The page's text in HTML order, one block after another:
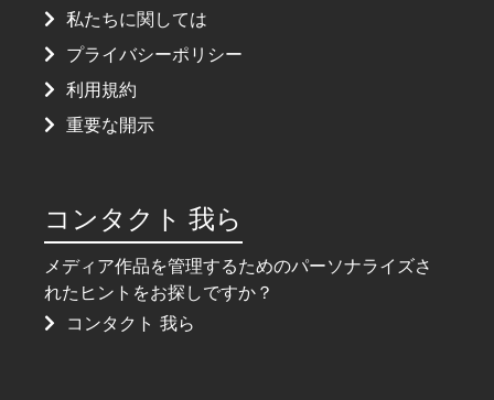
私たちに関しては
プライバシーポリシー
利用規約
重要な開示
コンタクト 我ら
メディア作品を管理するためのパーソナライズさ
れたヒントをお探しですか？
コンタクト 我ら